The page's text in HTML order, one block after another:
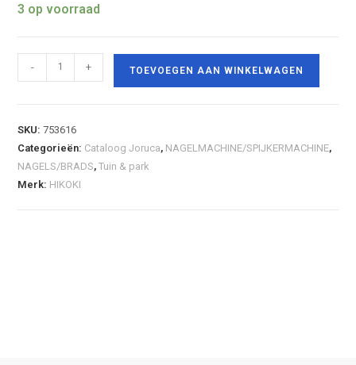
3 op voorraad
- + TOEVOEGEN AAN WINKELWAGEN
SKU:753616
Categorieën: Cataloog Joruca, NAGELMACHINE/SPIJKERMACHINE,
NAGELS/BRADS,Tuin & park
Merk: HIKOKI